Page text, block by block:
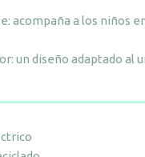
acompaña a los niños
un diseño adaptado al